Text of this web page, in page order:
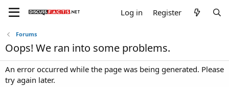
Log in Register
Forums
Oops! We ran into some problems.
An error occurred while the page was being generated. Please
try again later.